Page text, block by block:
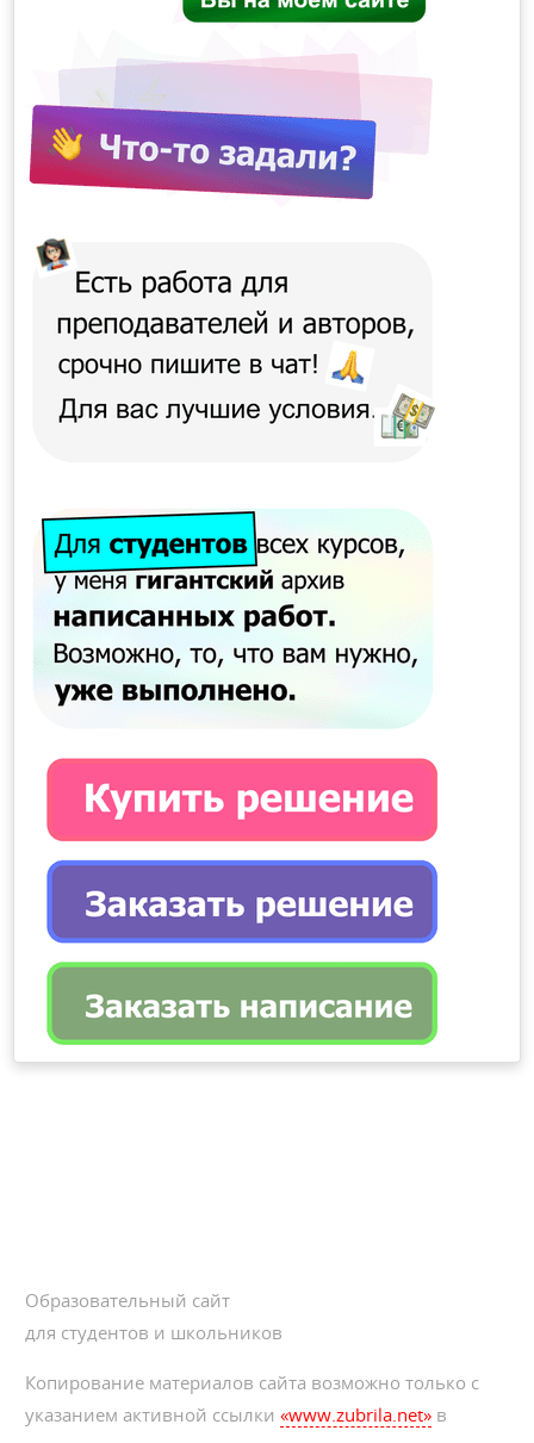
Образовательный сайт
для студентов и школьников
Копирование материалов сайта возможно только с
указанием активной ссылки«www.zubrila.net» в